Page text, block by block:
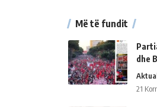
Më të fundit
dhe
21